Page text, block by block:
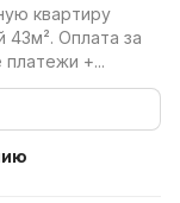
43м². Оплата за
+...